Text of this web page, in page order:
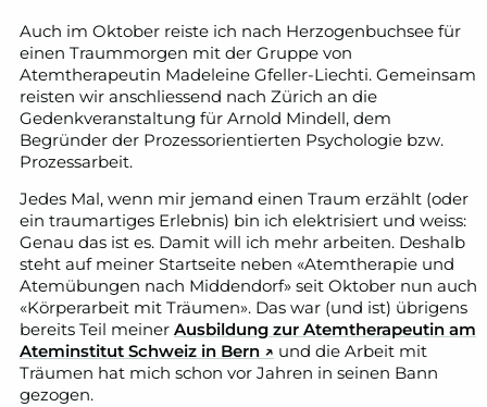
Auch im Oktober reiste ich nach Herzogenbuchsee für
einen Traummorgen mit der Gruppe von
Atemtherapeutin Madeleine Gfeller-Liechti. Gemeinsam
reisten wir anschliessend nach Zürich an die
Gedenkveranstaltung für Arnold Mindell, dem
Begründer der Prozessorientierten Psychologie bzw.
Prozessarbeit.
Jedes Mal, wenn mir jemand einen Traum erzählt (oder
ein traumartiges Erlebnis) bin ich elektrisiert und weiss:
Genau das ist es. Damit will ich mehr arbeiten. Deshalb
steht auf meiner Startseite neben «Atemtherapie und
Atemübungen nach Middendorf» seit Oktober nun auch
«Körperarbeit mit Träumen». Das war (und ist) übrigens
bereits Teil meiner Ausbildung zur Atemtherapeutin am
Ateminstitut Schweiz in Bern ↗ und die Arbeit mit
Träumen hat mich schon vor Jahren in seinen Bann
gezogen.